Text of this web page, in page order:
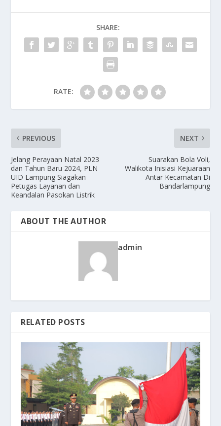
o
o
k
o
n SHARE:
RATE:
PREVIOUS
Jelang Perayaan Natal 2023
dan Tahun Baru 2024, PLN
UID Lampung Siagakan
Petugas Layanan dan
Keandalan Pasokan Listrik
NEXT
Suarakan Bola Voli,
Walikota Inisiasi Kejuaraan
Antar Kecamatan Di
Bandarlampung
ABOUT THE AUTHOR
admin
RELATED POSTS